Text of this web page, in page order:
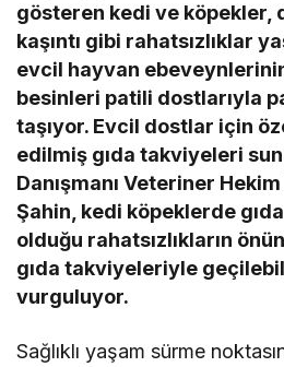
gösteren kedi ve köpekler,
kaşıntı gibi rahatsızlıklar
evcil hayvan
besinleri patili dostlarıyla
taşıyor. Evcil dostlar için
edilmiş gıda takviyeleri
Danışmanı Veteriner
Şahin, kedi köpeklerde
olduğu rahatsızlıkların
gıda takviyeleriyle
vurguluyor.
Sağlıklı yaşam sürme